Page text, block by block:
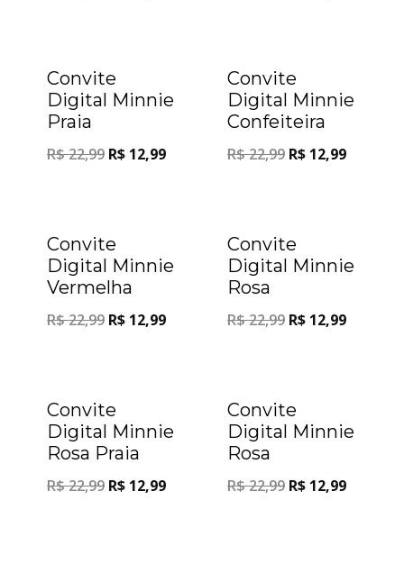
Convite
Digital Minnie
Praia
R$22,99 R$ 12,99
Convite
Digital Minnie
Confeiteira
R$22,99 R$ 12,99
Convite
Digital Minnie
Vermelha
R$22,99 R$ 12,99
Convite
Digital Minnie
Rosa
R$22,99 R$ 12,99
Convite
Digital Minnie
Rosa Praia
R$22,99 R$ 12,99
Convite
Digital Minnie
Rosa
R$22,99 R$ 12,99